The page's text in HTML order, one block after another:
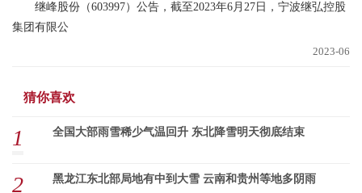
继峰股份（603997）公告，截至2023年6月27日，宁波继弘控股
集团有限公
2023-06
猜你喜欢
1 全国大部雨雪稀少气温回升 东北降雪明天彻底结束
2 黑龙江东北部局地有中到大雪 云南和贵州等地多阴雨